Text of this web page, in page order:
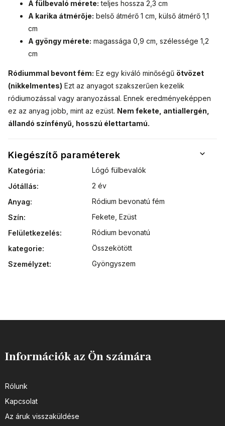
A fülbevaló mérete: teljes hossza 2,3 cm
A karika átmérője: belső átmérő 1 cm, külső átmérő 1,1
cm
A gyöngy mérete: magassága 0,9 cm, szélessége 1,2
cm
Ródiummal bevont fém: Ez egy kiváló minőségű ötvözet
(nikkelmentes) Ezt az anyagot szakszerűen kezelik
ródiumozással vagy aranyozással. Ennek eredményeképpen
ez az anyag jobb, mint az ezüst. Nem fekete, antiallergén,
állandó színfényű, hosszú élettartamú.
Kiegészítő paraméterek
Kategória:
Lógó fülbevalók
Jótállás:
2 év
Anyag:
Ródium bevonatú fém
Szín: Fekete Ezüst
Felületkezelés:
Ródium bevonatú
kategorie:
Összekötött
Személyzet: Gyöngyszem
Információk az Ön számára
Rólunk
Kapcsolat
Az áruk visszaküldése